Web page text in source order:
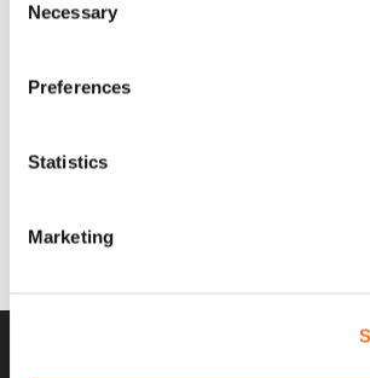
Selection
Necessary
Preferences
Statistics
Marketing
Lägg
Rotor teeth 8t/6k 7.5Gr/8 R6/14 Rotor